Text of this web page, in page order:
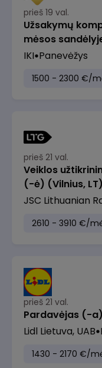
prieš 19 val.
Užsakymų
mėsos
IKI Panevėžys
1500 - 2300 €/
prieš 21 val.
Veiklos
(-ė) (Vilnius, LT)
JSC Lithuanian
2610 - 3910 €/
prieš 21 val.
Pardavėjas (-
Lidl Lietuva, UAB
1430 - 2170 €/